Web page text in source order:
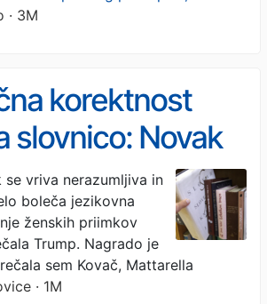
· 3M
korektnost
slovnico: Novak
je Triglav
vriva nerazumljiva in
boleča jezikovna
ženskih priimkov
Trump. Nagrado je
sem Kovač, Mattarella
· 1M